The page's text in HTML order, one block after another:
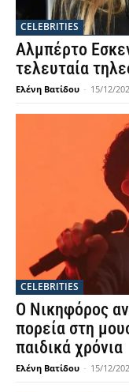
CELEBRITIES
Αλμπέρτο
τελευταία
Ελένη Βατίδου - 15/12/
CELEBRITIES
Ο Νικηφόρος
πορεία στη
παιδικά χρόνια
Ελένη Βατίδου - 15/12/